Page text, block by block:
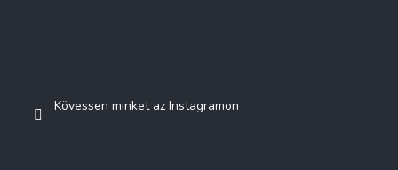
Kövessen minket az Instagramon